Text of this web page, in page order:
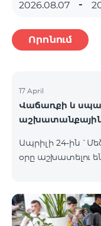
Որոնում
17 April
Վաճառքի և
աշխատանքային
Ապրիլի 24-ին
օրը աշխատելու
Վաճառքի և
փակ։